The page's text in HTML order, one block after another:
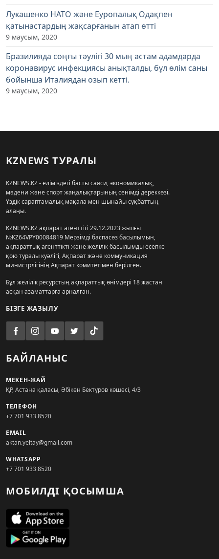
Лукашенко НАТО және Еуропалық Одақпен
қатынастардың жақсарғанын атап өтті
9 маусым, 2020
Бразилияда соңғы тәулігі 30 мың астам адамдарда
коронавирус инфекциясы анықталды, бұл өлім саны
бойынша Италиядан озып кетті.
9 маусым, 2020
KZNEWS ТУРАЛЫ
KZNEWS.KZ - еліміздегі басты саяси, экономикалық,
мәдени және спорт жаңалықтарының сенімді дереккөзі.
Үздік сараптамалық мақала мен шынайы сұқбаттың
алаңы.
KZNEWS.KZ ақпарат агенттігі 29.12.2023 жылғы
№KZ64VPY00084819 Мерзімді баспасөз басылымын,
ақпараттық агенттікті және желілік басылымды есепке
қою туралы куәлігі, Ақпарат және коммуникация
министрлігінің Ақпарат комитетімен берілген.
Бұл желілік ресурстың ақпараттық өнімдері 18 жастан
асқан азаматтарға арналған.
БІЗГЕ ЖАЗЫЛУ
БАЙЛАНЫС
МЕКЕН-ЖАЙ
ҚР, Астана қаласы, Әбікен Бектұров көшесі, 4/3
ТЕЛЕФОН
+7 701 933 8520
EMAIL
aktan.yeltay@gmail.com
WHATSAPP
+7 701 933 8520
МОБИЛДІ ҚОСЫМША